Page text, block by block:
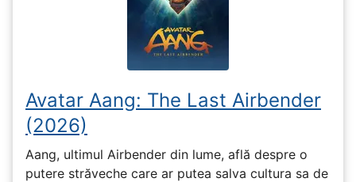
Avatar Aang: The Last Airbender
(2026)
Aang, ultimul Airbender din lume, află despre o
putere străveche care ar putea salva cultura sa de